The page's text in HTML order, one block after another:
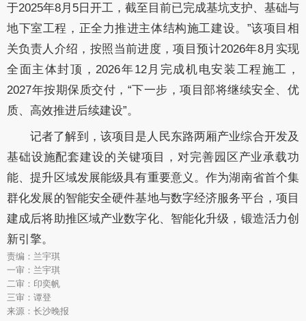
于2025年8月5日开工，截至目前已完成基坑支护、基础与
地下室工程，正全力推进主体结构施工建设。”该项目相
关负责人介绍，按照当前进度，项目预计2026年8月实现
全面主体封顶，2026年12月完成机电安装工程施工，
2027年按期保质交付，“下一步，项目部将继续安全、优
质、高效推进后续建设”。
记者了解到，该项目是人民东路两厢产业综合开发及
基础设施配套建设的关键项目，对完善园区产业承载功
能、提升区域发展能级具有重要意义。作为湖南省首个集
群化发展的智能安全硬件基地与数字经济服务平台，项目
建成后将助推区域产业数字化、智能化升级，锻造活力创
新引擎。
责编：兰宇琪
一审：兰宇琪
二审：印奕帆
三审：谭登
来源：长沙晚报